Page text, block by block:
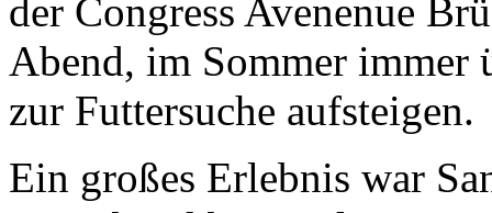
der Congress Avenenue
Abend, im Sommer immer
zur Futtersuche aufsteigen.
Ein großes Erlebnis war